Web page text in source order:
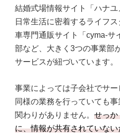
結婚式場情報サイト「ハナ
日常生活に密着するライフ
車専門通販サイト「cyma-サ
部など、大きく3つの事業部
サービスが紐づいています。
事業によっては子会社でサー
同様の業務を行っていても
関わりがありません。 せっか
に、情報が共有されていな